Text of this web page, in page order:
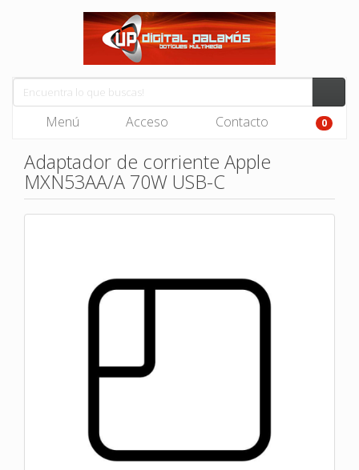
Menú Acceso Contacto 0
Adaptador de corriente Apple
MXN53AA/A 70W USB-C